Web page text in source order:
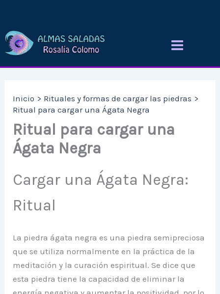
contenido
Inicio
Rituales y formas de cargar las piedras
Ritual para cargar una Ágata Negra
Ritual para cargar una
Ágata Negra
Cargar una Ágata Negra:
Ritual
La piedra ágata negra es una piedra semipreciosa
que se utiliza normalmente en la práctica de la
meditación y la curación espiritual. Se dice que
esta piedra tiene la capacidad de eliminar la